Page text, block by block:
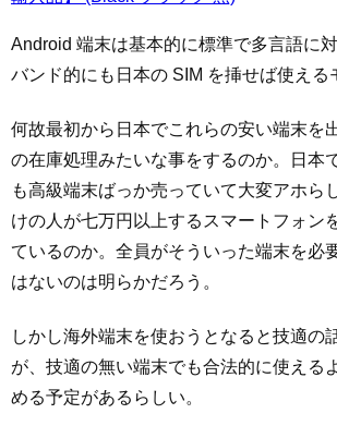
Android 端末は基本的に標準で多言語に
バンド的にも日本の SIM を挿せば使える
何故最初から日本でこれらの安い端末を
の在庫処理みたいな事をするのか。日本
も高級端末ばっか売っていて大変アホら
けの人が七万円以上するスマートフォン
ているのか。全員がそういった端末を必
はないのは明らかだろう。
しかし海外端末を使おうとなると技適の
が、技適の無い端末でも合法的に使える
める予定があるらしい。